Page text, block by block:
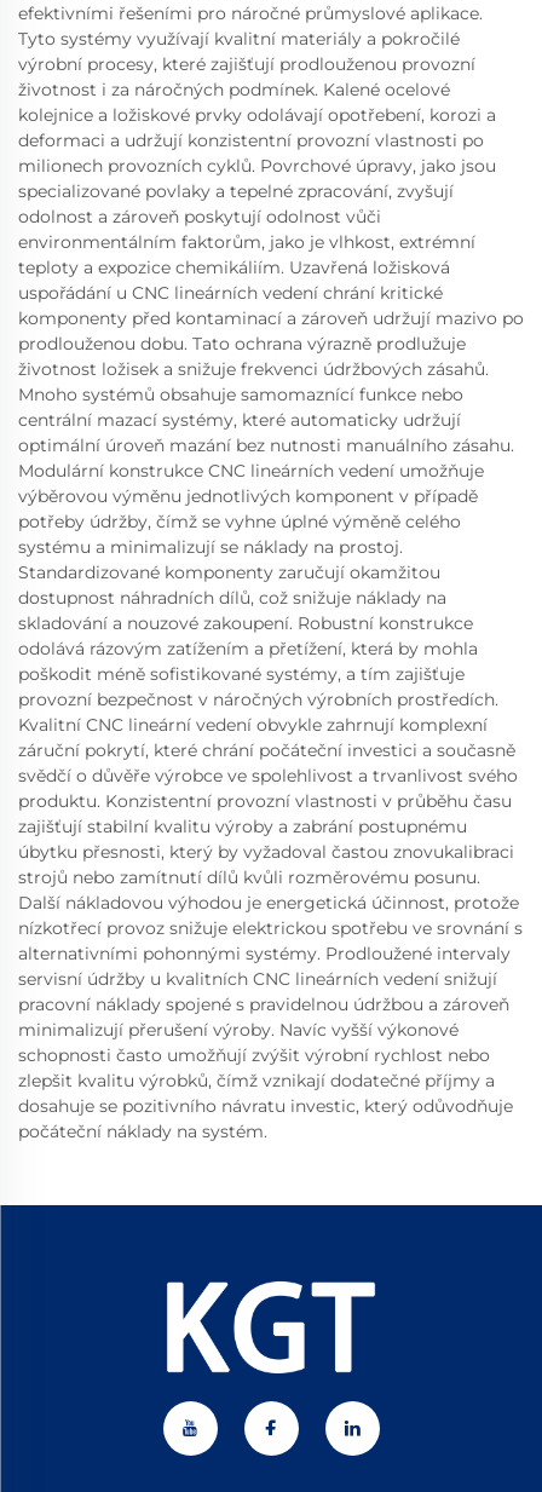
efektivními řešeními pro náročné průmyslové aplikace.
Tyto systémy využívají kvalitní materiály a pokročilé
výrobní procesy, které zajišťují prodlouženou provozní
životnost i za náročných podmínek. Kalené ocelové
kolejnice a ložiskové prvky odolávají opotřebení, korozi a
deformaci a udržují konzistentní provozní vlastnosti po
milionech provozních cyklů. Povrchové úpravy, jako jsou
specializované povlaky a tepelné zpracování, zvyšují
odolnost a zároveň poskytují odolnost vůči
environmentálním faktorům, jako je vlhkost, extrémní
teploty a expozice chemikáliím. Uzavřená ložisková
uspořádání u CNC lineárních vedení chrání kritické
komponenty před kontaminací a zároveň udržují mazivo po
prodlouženou dobu. Tato ochrana výrazně prodlužuje
životnost ložisek a snižuje frekvenci údržbových zásahů.
Mnoho systémů obsahuje samomaznící funkce nebo
centrální mazací systémy, které automaticky udržují
optimální úroveň mazání bez nutnosti manuálního zásahu.
Modulární konstrukce CNC lineárních vedení umožňuje
výběrovou výměnu jednotlivých komponent v případě
potřeby údržby, čímž se vyhne úplné výměně celého
systému a minimalizují se náklady na prostoj.
Standardizované komponenty zaručují okamžitou
dostupnost náhradních dílů, což snižuje náklady na
skladování a nouzové zakoupení. Robustní konstrukce
odolává rázovým zatížením a přetížení, která by mohla
poškodit méně sofistikované systémy, a tím zajišťuje
provozní bezpečnost v náročných výrobních prostředích.
Kvalitní CNC lineární vedení obvykle zahrnují komplexní
záruční pokrytí, které chrání počáteční investici a současně
svědčí o důvěře výrobce ve spolehlivost a trvanlivost svého
produktu. Konzistentní provozní vlastnosti v průběhu času
zajišťují stabilní kvalitu výroby a zabrání postupnému
úbytku přesnosti, který by vyžadoval častou znovukalibraci
strojů nebo zamítnutí dílů kvůli rozměrovému posunu.
Další nákladovou výhodou je energetická účinnost, protože
nízkotřecí provoz snižuje elektrickou spotřebu ve srovnání s
alternativními pohonnými systémy. Prodloužené intervaly
servisní údržby u kvalitních CNC lineárních vedení snižují
pracovní náklady spojené s pravidelnou údržbou a zároveň
minimalizují přerušení výroby. Navíc vyšší výkonové
schopnosti často umožňují zvýšit výrobní rychlost nebo
zlepšit kvalitu výrobků, čímž vznikají dodatečné příjmy a
dosahuje se pozitivního návratu investic, který odůvodňuje
počáteční náklady na systém.